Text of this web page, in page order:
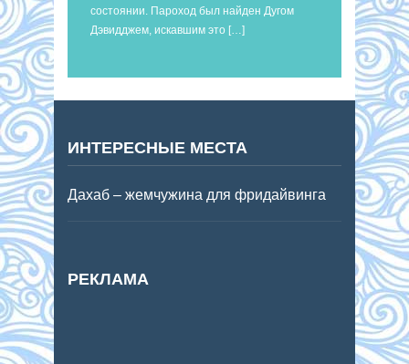
состоянии. Пароход был найден Дугом
Дэвидджем, искавшим это […]
ИНТЕРЕСНЫЕ МЕСТА
Дахаб – жемчужина для фридайвинга
РЕКЛАМА